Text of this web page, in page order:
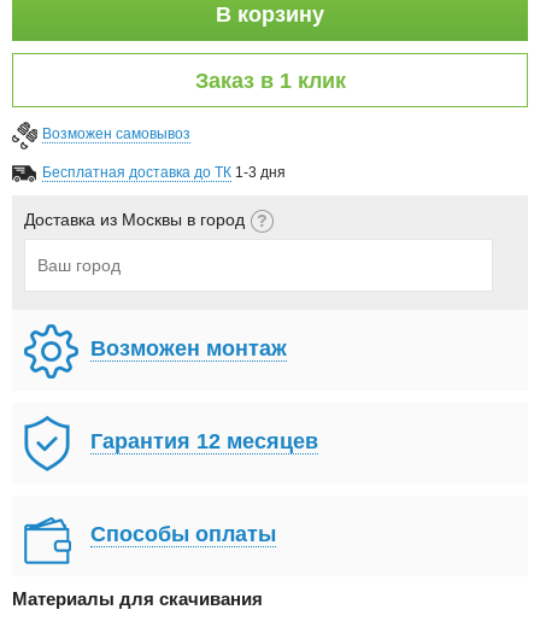
В корзину
Заказ в 1 клик
Возможен самовывоз
Бесплатная доставка до ТК 1-3 дня
Доставка из Москвы в город
Возможен монтаж
Гарантия 12 месяцев
Способы оплаты
Материалы для скачивания